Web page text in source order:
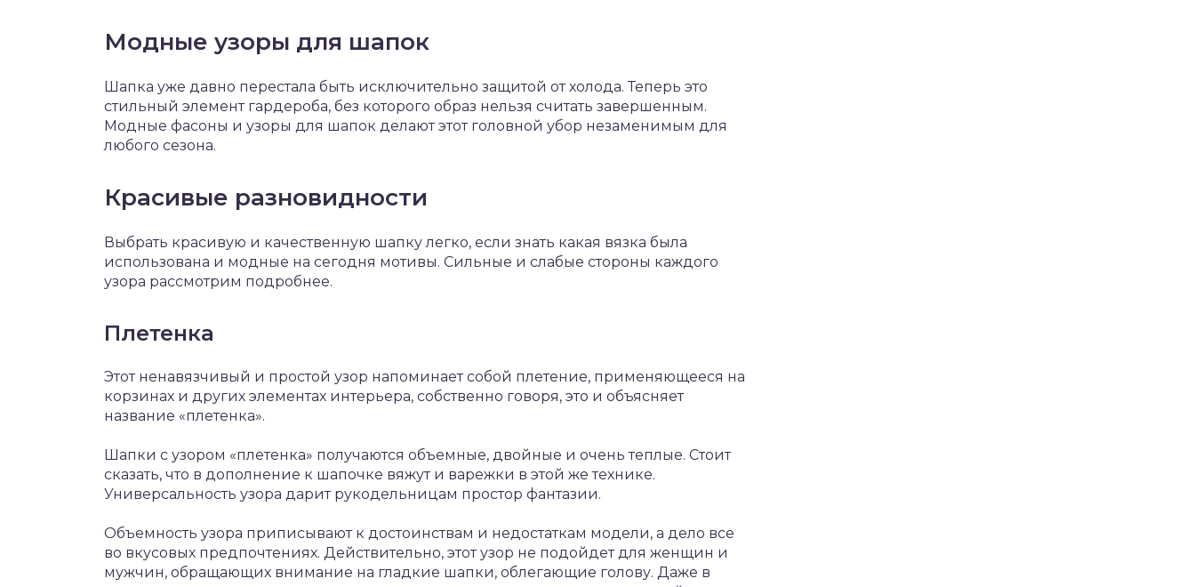
Модные узоры для шапок
Шапка уже давно перестала быть исключительно защитой от холода. Теперь это
стильный элемент гардероба, без которого образ нельзя считать завершенным.
Модные фасоны и узоры для шапок делают этот головной убор незаменимым для
любого сезона.
Красивые разновидности
Выбрать красивую и качественную шапку легко, если знать какая вязка была
использована и модные на сегодня мотивы. Сильные и слабые стороны каждого
узора рассмотрим подробнее.
Плетенка
Этот ненавязчивый и простой узор напоминает собой плетение, применяющееся на
корзинах и других элементах интерьера, собственно говоря, это и объясняет
название «плетенка».
Шапки с узором «плетенка» получаются объемные, двойные и очень теплые. Стоит
сказать, что в дополнение к шапочке вяжут и варежки в этой же технике.
Универсальность узора дарит рукодельницам простор фантазии.
Объемность узора приписывают к достоинствам и недостаткам модели, а дело все
во вкусовых предпочтениях. Действительно, этот узор не подойдет для женщин и
мужчин, обращающих внимание на гладкие шапки, облегающие голову. Даже в